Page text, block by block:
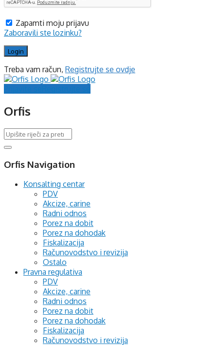
Zapamti moju prijavu
Zaboravili ste lozinku?
Treba vam račun, Registrujte se ovdje
Orfis
Orfis Navigation
Konsalting centar
PDV
Akcize, carine
Radni odnos
Porez na dobit
Porez na dohodak
Fiskalizacija
Računovodstvo i revizija
Ostalo
Pravna regulativa
PDV
Akcize, carine
Radni odnos
Porez na dobit
Porez na dohodak
Fiskalizacija
Računovodstvo i revizija